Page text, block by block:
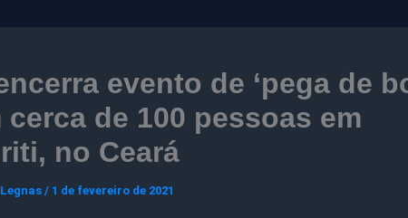
evento de ‘pega de
cerca de 100 pessoas em
no Ceará
/ 1 de fevereiro de 2021